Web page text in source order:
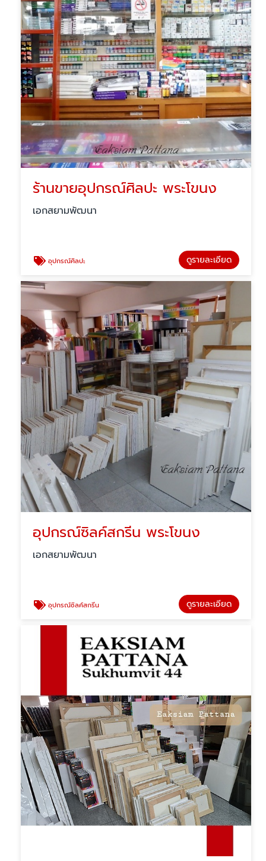
ร้านขายอุปกรณ์ศิลปะ พระโขนง
เอกสยามพัฒนา
อุปกรณ์ศิลปะ ดูรายละเอียด
อุปกรณ์ซิลค์สกรีน พระโขนง
เอกสยามพัฒนา
อุปกรณ์ซิลค์สกรีน ดูรายละเอียด